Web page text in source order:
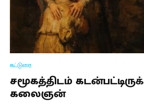
கட்டுரை
சமூகத்திடம்
கலைஞன்